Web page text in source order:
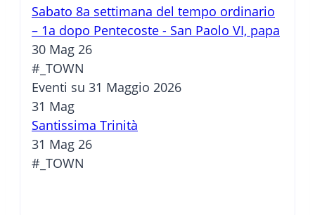
Sabato 8a settimana del tempo ordinario
– 1a dopo Pentecoste - San Paolo VI, papa
30 Mag 26
#_TOWN
Eventi su 31 Maggio 2026
31 Mag
Santissima Trinità
31 Mag 26
#_TOWN